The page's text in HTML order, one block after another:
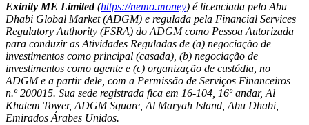
Exinity ME Limited(https://nemo.money) é licenciada pelo Abu
Dhabi Global Market (ADGM) e regulada pela Financial Services
Regulatory Authority (FSRA) do ADGM como Pessoa Autorizada
para conduzir as Atividades Reguladas de (a) negociação de
investimentos como principal (casada), (b) negociação de
investimentos como agente e (c) organização de custódia, no
ADGM e a partir dele, com a Permissão de Serviços Financeiros
n.º 200015. Sua sede registrada fica em 16-104, 16º andar, Al
Khatem Tower, ADGM Square, Al Maryah Island, Abu Dhabi,
Emirados Árabes Unidos.